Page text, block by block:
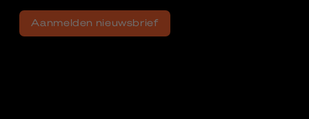
Aanmelden nieuwsbrief